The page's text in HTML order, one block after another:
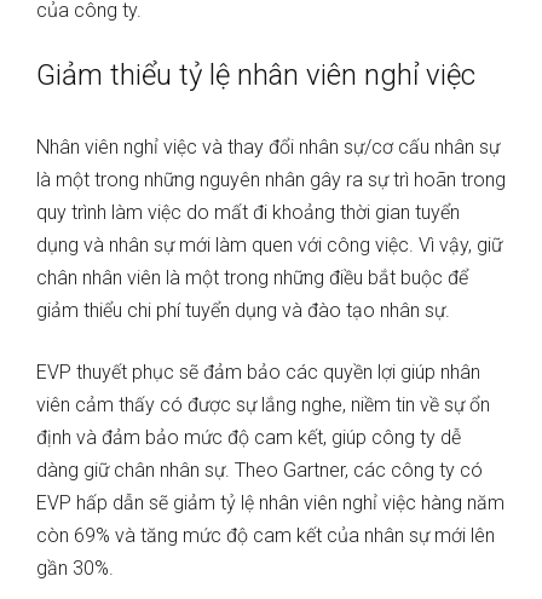
của công ty.
Giảm thiểu tỷ lệ nhân viên nghỉ việc
Nhân viên nghỉ việc và thay đổi nhân sự/cơ cấu nhân sự
là một trong những nguyên nhân gây ra sự trì hoãn trong
quy trình làm việc do mất đi khoảng thời gian tuyển
dụng và nhân sự mới làm quen với công việc. Vì vậy, giữ
chân nhân viên là một trong những điều bắt buộc để
giảm thiểu chi phí tuyển dụng và đào tạo nhân sự.
EVP thuyết phục sẽ đảm bảo các quyền lợi giúp nhân
viên cảm thấy có được sự lắng nghe, niềm tin về sự ổn
định và đảm bảo mức độ cam kết, giúp công ty dễ
dàng giữ chân nhân sự. Theo Gartner, các công ty có
EVP hấp dẫn sẽ giảm tỷ lệ nhân viên nghỉ việc hàng năm
còn 69% và tăng mức độ cam kết của nhân sự mới lên
gần 30%.